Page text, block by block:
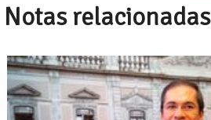
Notas relacionadas